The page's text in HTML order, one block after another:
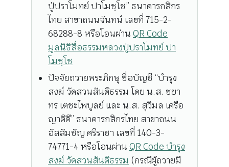
ปู่ปราโมทย์ ปาโมชฺโช” ธนาคารกสิกร
ไทย สาขาถนนจันทน์ เลขที่ 715-2-
68288-8 หรือโอนผ่าน QR Code
มูลนิธิสื่อธรรมหลวงปู่ปราโมทย์ ปา
โมชฺโช
ปัจจัยถวายพระภิกษุ ชื่อบัญชี “บำรุง
สงฆ์ วัดสวนสันติธรรม โดย น.ส. ชยา
ทร เตชะไพบูลย์ และ น.ส. สุวิมล เครือ
ญาติดี” ธนาคารกสิกรไทย สาขาถนน
อัสสัมชัญ ศรีราชา เลขที่ 140-3-
74771-4 หรือโอนผ่าน QR Code บำรุง
สงฆ์ วัดสวนสันติธรรม (กรณีผู้ถวายมี